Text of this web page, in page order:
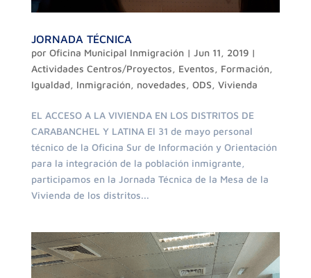
JORNADA TÉCNICA
por Oficina Municipal Inmigración| Jun 11, 2019|
Actividades Centros/Proyectos, Eventos, Formación,
Igualdad, Inmigración, novedades, ODS, Vivienda
EL ACCESO A LA VIVIENDA EN LOS DISTRITOS DE
CARABANCHEL Y LATINA El 31 de mayo personal
técnico de la Oficina Sur de Información y Orientación
para la integración de la población inmigrante,
participamos en la Jornada Técnica de la Mesa de la
Vivienda de los distritos...